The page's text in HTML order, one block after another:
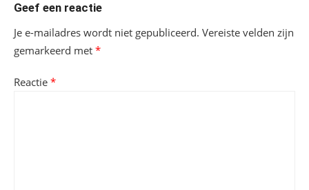
Geef een reactie
Je e-mailadres wordt niet gepubliceerd. Vereiste velden zijn
gemarkeerd met *
Reactie *